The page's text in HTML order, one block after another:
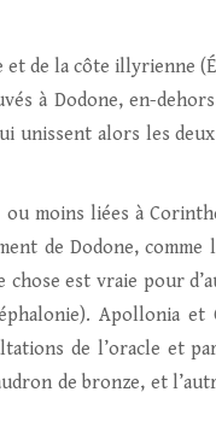
de la côte illyrienne
à Dodone, en-
unissent alors les
moins liées à
de Dodone, comme
chose est vraie pour
Apollonia et
de l’oracle et
de bronze, et